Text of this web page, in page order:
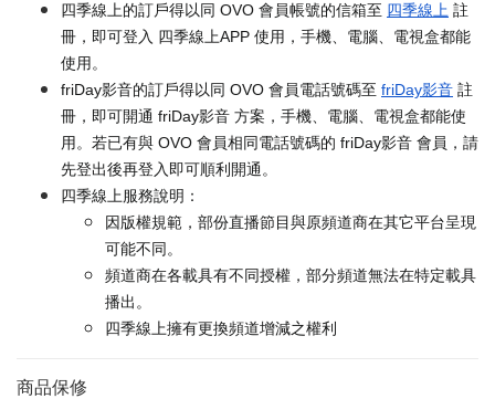
四季線上的訂戶得以同 OVO 會員帳號的信箱至 四季線上 註
冊，即可登入 四季線上APP 使用，手機、電腦、電視盒都能
使用。
friDay影音的訂戶得以同 OVO 會員電話號碼至 friDay影音 註
冊，即可開通 friDay影音 方案，手機、電腦、電視盒都能使
用。若已有與 OVO 會員相同電話號碼的 friDay影音 會員，請
先登出後再登入即可順利開通。
四季線上服務說明：
因版權規範，部份直播節目與原頻道商在其它平台呈現
可能不同。
頻道商在各載具有不同授權，部分頻道無法在特定載具
播出。
四季線上擁有更換頻道增減之權利
商品保修